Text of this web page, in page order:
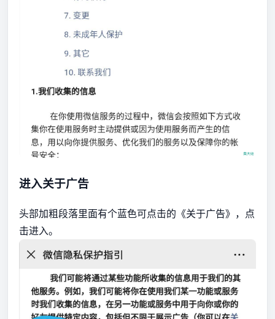
进入关于广告
头部加粗段落里面有个蓝色可点击的《关于广告》，点
击进入。